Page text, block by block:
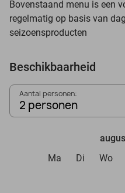
Bovenstaand menu is een
regelmatig op basis van
seizoensproducten
Beschikbaarheid
Aantal personen:
2 personen
Ma
Di Wo